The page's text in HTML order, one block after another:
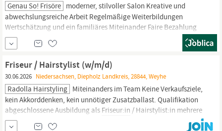
Genau So! Frisöre moderner, stilvoller Salon Kreative und
abwechslungsreiche Arbeit Regelmäßige Weiterbildungen
Wertschätzung und ein familiäres Miteinander Faire Bezahlung
und attraktive Mitarbeitervorteile Raum für deine Ideen und
persönliche Entwicklung Das bringst du mit Abgeschlossene
Ausbildung als
Leidenschaft für dein Handwerk Freude
am Umgang mit...
Friseur / Hairstylist (w/m/d)
30.06.2026 Niedersachsen, Diepholz Landkreis, 28844, Weyhe
Radolla Hairstyling Miteinanders im Team Keine Verkaufsziele,
kein Akkorddenken, kein unnötiger Zusatzballast. Qualifikation
abgeschlossene Ausbildung als Friseur:in / Hairstylist:in mehrere
Jahre Berufserfahrung von Vorteil sicheres, professionelles